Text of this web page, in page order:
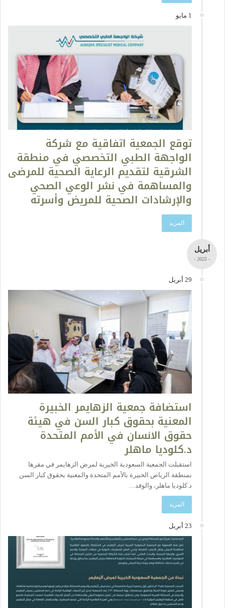
1 مايو
توقع الجمعية اتفاقية مع شركة
الواجهة الطبي التخصصي في منطقة
الشرقية لتقديم الرعاية الصحية للمرضى
والمساهمة في نشر الوعي الصحي
والإرشادات الصحية للمريض وأسرته
المزيد
أبريل
- 2025 -
29 أبريل
استضافة جمعية الزهايمر الخبيرة
المعنية بحقوق كبار السن في هيئة
حقوق الانسان في الأمم المتحدة
د.كلوديا ماهلر
استقبلت الجمعية السعودية الخيرية لمرض الزهايمر في مقرها
بمنطقة الرياض الخبيرة بالأمم المتحدة والمعنية بحقوق كبار السن
د.كلوديا ماهلر، والوفد…
المزيد
23 أبريل